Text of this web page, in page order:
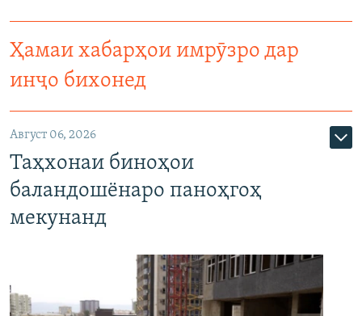
Ҳамаи хабарҳои имрӯзро дар
инҷо бихонед
Август 06, 2026
Таҳхонаи биноҳои
баландошёнаро паноҳгоҳ
мекунанд